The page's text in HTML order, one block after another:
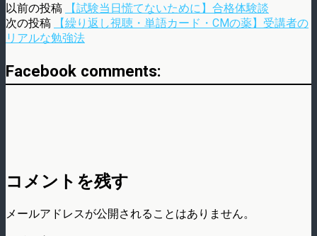
以前の投稿
【試験当日慌てないために】合格体験談
次の投稿
【繰り返し視聴・単語カード・CMの薬】受講者の
リアルな勉強法
Facebook comments:
コメントを残す
メールアドレスが公開されることはありません。